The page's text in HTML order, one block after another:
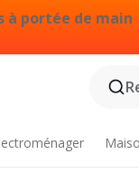
à portée de main